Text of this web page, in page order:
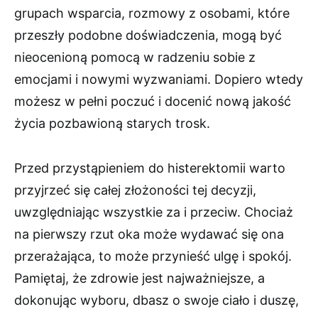
grupach wsparcia, rozmowy z osobami, które
przeszły podobne doświadczenia, mogą być
nieocenioną pomocą w radzeniu sobie z
emocjami i nowymi wyzwaniami. Dopiero wtedy
możesz w pełni poczuć i docenić nową jakość
życia pozbawioną starych trosk.
Przed przystąpieniem do histerektomii warto
przyjrzeć się całej złożoności tej decyzji,
uwzględniając wszystkie za i przeciw. Chociaż
na pierwszy rzut oka może wydawać się ona
przerażająca, to może przynieść ulgę i spokój.
Pamiętaj, że zdrowie jest najważniejsze, a
dokonując wyboru, dbasz o swoje ciało i duszę,